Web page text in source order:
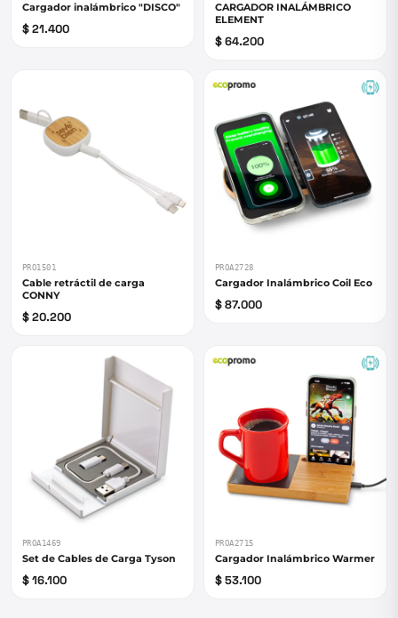
Cargador inalámbrico "DISCO"
$ 21.400
CARGADOR INALÁMBRICO
ELEMENT
$ 64.200
PRO1501
Cable retráctil de carga
CONNY
$ 20.200
PROA2728
Cargador Inalámbrico Coil Eco
$ 87.000
PROA1469
Set de Cables de Carga Tyson
$ 16.100
PROA2715
Cargador Inalámbrico Warmer
$ 53.100